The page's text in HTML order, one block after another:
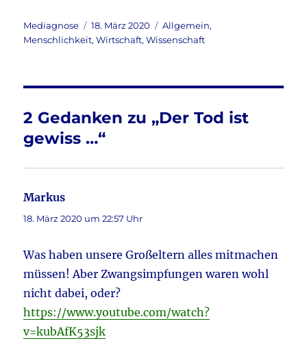
c
e
o
o
k
it
te
ai
l
le
n
Autor
Mediagnose
Veröffentlicht
am
18. März 2020 Kategorien
Allgemein,
Menschlichkeit,Wirtschaft,Wissenschaft
2 Gedanken zu „Der Tod ist
gewiss …“
Markus
18. März 2020 um 22:57 Uhr
Was haben unsere Großeltern alles mitmachen
müssen! Aber Zwangsimpfungen waren wohl
nicht dabei, oder?
https://www.youtube.com/watch?
v=kubAfK53sjk